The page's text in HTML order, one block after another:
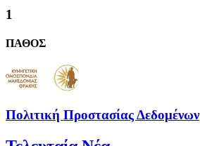
1
ΠΑΘΟΣ
Πολιτική Προστασίας Δεδομένων